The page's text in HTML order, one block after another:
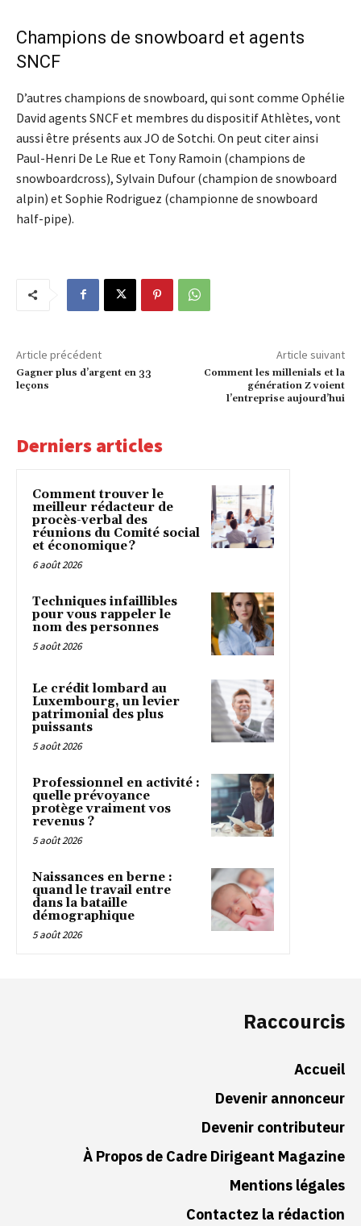
Champions de snowboard et agents
SNCF
D’autres champions de snowboard, qui sont comme Ophélie
David agents SNCF et membres du dispositif Athlètes, vont
aussi être présents aux JO de Sotchi. On peut citer ainsi
Paul-Henri De Le Rue et Tony Ramoin (champions de
snowboardcross), Sylvain Dufour (champion de snowboard
alpin) et Sophie Rodriguez (championne de snowboard
half-pipe).
Article précédent
Gagner plus d’argent en 33
leçons
Article suivant
Comment les millenials et la
génération Z voient
l’entreprise aujourd’hui
Derniers articles
Comment trouver le
meilleur rédacteur de
procès-verbal des
réunions du Comité social
et économique ?
6 août 2026
Techniques infaillibles
pour vous rappeler le
nom des personnes
5 août 2026
Le crédit lombard au
Luxembourg, un levier
patrimonial des plus
puissants
5 août 2026
Professionnel en activité :
quelle prévoyance
protège vraiment vos
revenus ?
5 août 2026
Naissances en berne :
quand le travail entre
dans la bataille
démographique
5 août 2026
Raccourcis
Accueil
Devenir annonceur
Devenir contributeur
À Propos de Cadre Dirigeant Magazine
Mentions légales
Contactez la rédaction